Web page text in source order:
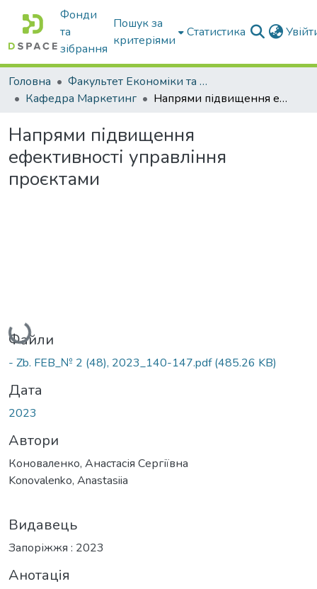
Фонди
та
зібрання
Пошук за
критеріями
Статистика
Головна
Факультет Економіки та бізнесу
Кафедра Маркетинг
Напрями підвищення ефективності управління проєктами
Напрями підвищення
ефективності управління
проєктами
Вантажиться...
Файли
- Zb. FEB_№ 2 (48), 2023_140-147.pdf(485.26 KB)
Дата
2023
Автори
Коноваленко, Анастасія Сергіївна
Konovalenko, Anastasiia
Видавець
Запоріжжя : 2023
Анотація